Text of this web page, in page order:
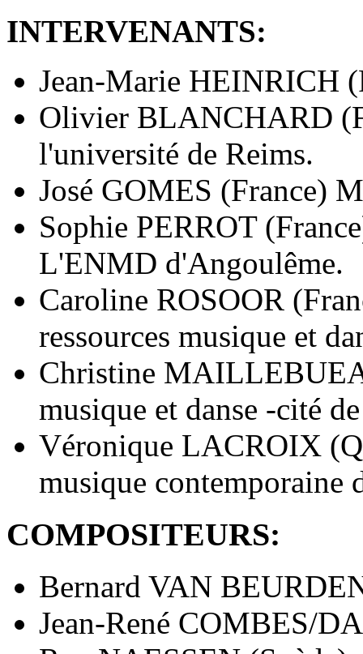
INTERVENANTS:
Jean-Marie HEINRICH
Olivier BLANCHARD
l'université de Reims.
José GOMES (France)
Sophie PERROT
L'ENMD d'Angoulême.
Caroline ROSOOR
ressources musique et
Christine
musique et danse -cité
Véronique LACROIX
musique contemporaine
COMPOSITEURS:
Bernard VAN
Jean-René COMBES/